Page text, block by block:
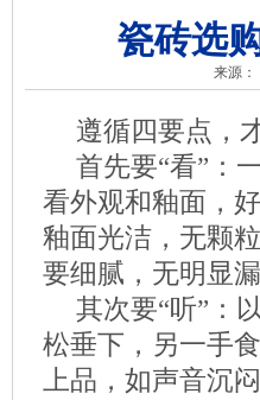
瓷砖选
来源：
遵循四要点，
首先要“看”：
看外观和釉面，
釉面光洁，无颗
要细腻，无明显
其次要“听”：
松垂下，另一手
上品，如声音沉